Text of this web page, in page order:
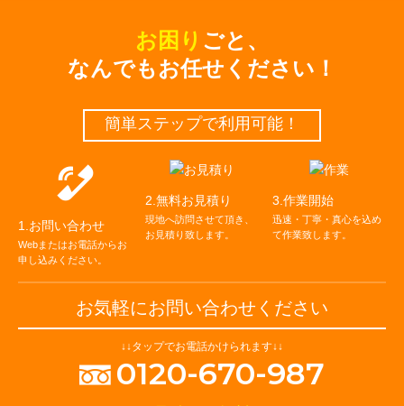
お困り ごと、
なんでもお任せください！
簡単ステップで利⽤可能！
1.お問い合わせ
Webまたはお電話からお
申し込みください。
2.無料お見積り
現地へ訪問させて頂き、
お⾒積り致します。
3.作業開始
迅速・丁寧・真心を込め
て作業致します。
お気軽にお問い合わせください
↓↓タップでお電話かけられます↓↓
0120-670-987